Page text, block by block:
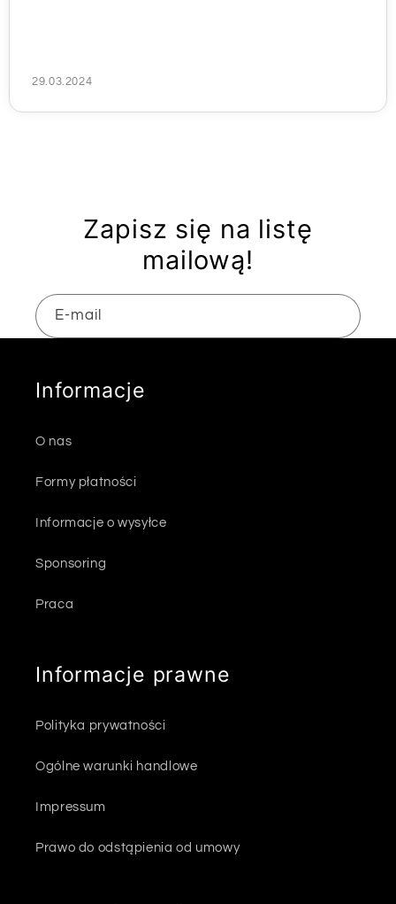
29.03.2024
Zapisz się na listę
mailową!
E-mail
Informacje
O nas
Formy płatności
Informacje o wysyłce
Sponsoring
Praca
Informacje prawne
Polityka prywatności
Ogólne warunki handlowe
Impressum
Prawo do odstąpienia od umowy